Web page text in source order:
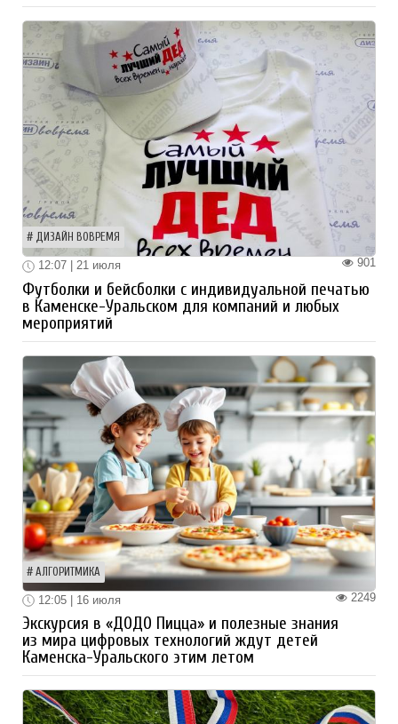
ДИЗАЙН ВОВРЕМЯ
901
12:07 | 21 июля
Футболки и бейсболки с индивидуальной печатью
в Каменске-Уральском для компаний и любых
мероприятий
АЛГОРИТМИКА
2249
12:05 | 16 июля
Экскурсия в «ДОДО Пицца» и полезные знания
из мира цифровых технологий ждут детей
Каменска-Уральского этим летом